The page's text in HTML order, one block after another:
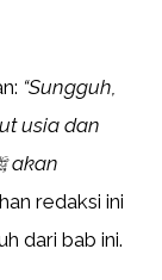
“Sungguh,
usia dan
redaksi ini
dari bab ini.